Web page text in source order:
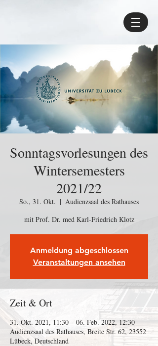
Sonntagsvorlesungen des
Wintersemesters
2021/22
So., 31. Okt.
  |
Audienzsaal des Rathauses
mit Prof. Dr. med Karl-Friedrich Klotz
Anmeldung abgeschlossen
Veranstaltungen ansehen
Zeit & Ort
31. Okt. 2021, 11:30 – 06. Feb. 2022, 12:30
Audienzsaal des Rathauses, Breite Str. 62, 23552
Lübeck, Deutschland